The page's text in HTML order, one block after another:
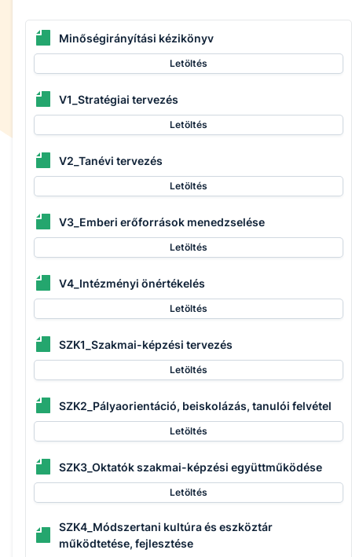
Minőségirányítási kézikönyv
Letöltés
V1_Stratégiai tervezés
Letöltés
V2_Tanévi tervezés
Letöltés
V3_Emberi erőforrások menedzselése
Letöltés
V4_Intézményi önértékelés
Letöltés
SZK1_Szakmai-képzési tervezés
Letöltés
SZK2_Pályaorientáció, beiskolázás, tanulói felvétel
Letöltés
SZK3_Oktatók szakmai-képzési együttműködése
Letöltés
SZK4_Módszertani kultúra és eszköztár
működtetése, fejlesztése